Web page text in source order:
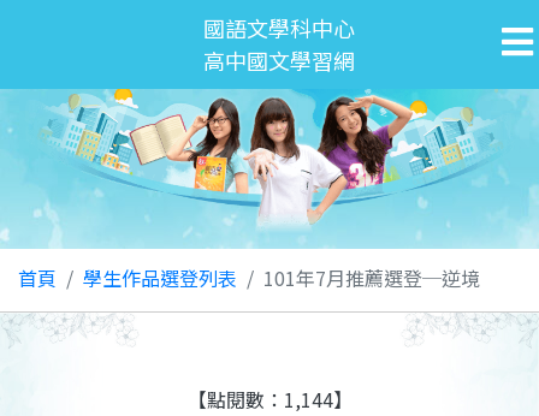
國語文學科中心
高中國文學習網
首頁 學生作品選登列表 101年7月推薦選登─逆境
【點閱數：1,144】